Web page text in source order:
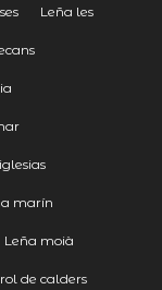
Leña les
marín
Leña moià
de calders